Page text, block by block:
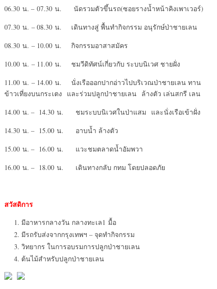
06.30 น. – 07.30 น. นัดรวมตัวขึ้นรถ(ซอยรางน้ำหน้าคิงเพาเวอร์)
07.30 น. – 08.30 น. เดินทางสู่ พื้นทำกิจกรรม อนุรักษ์ป่าชายเลน
08.30 น. – 10.00 น. กิจกรรมอาสาสมัคร
10.00 น. – 11.00 น. ชมวีดิทัศน์เกี่ยวกับ ระบบนิเวศ ชายฝั่ง
11.00 น. – 14.00 น. นั่งเรือออกปากอ่าวไปบริเวณป่าชายเลน ทาน
ข้าวเที่ยงบนกระเตง และร่วมปลูกป่าชายเลน ล้างตัว เล่นสกรี เลน
14.00 น. – 14.30 น. ชมระบบนิเวศในป่าแสม และนั่งเรือเข้าฝั่ง
14.30 น. – 15.00 น. อาบน้ำ ล้างตัว
15.00 น. – 16.00 น. แวะชมตลาดน้ำอัมพวา
16.00 น. – 18.00 น. เดินทางกลับ กทม โดยปลอดภัย
สวัสดิการ
มีอาหารกลางวัน กลางทะเล1 มื้อ
มีรถรับส่งจากกรุงเทพฯ – จุดทำกิจกรรม
วิทยากร ในการอบรมการปลูกป่าชายเลน
ต้นไม้สำหรับปลูกป่าชายเลน